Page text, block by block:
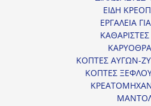
ΕΙΔΗ
ΕΡΓΑΛΕΙΑ
ΚΟΠΤΕΣ ΑΥΓΩΝ-
ΚΟΠΤΕΣ